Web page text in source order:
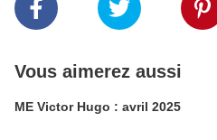
Vous aimerez aussi
ME Victor Hugo : avril 2025